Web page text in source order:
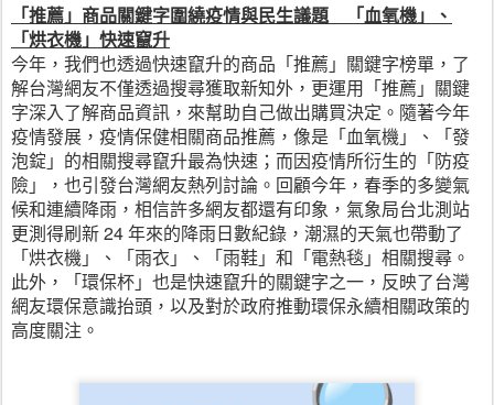
「推薦」商品關鍵字圍繞疫情與民生議題　「血氧機」、
「烘衣機」快速竄升
今年，我們也透過快速竄升的商品「推薦」關鍵字榜單，了
解台灣網友不僅透過搜尋獲取新知外，更運用「推薦」關鍵
字深入了解商品資訊，來幫助自己做出購買決定。隨著今年
疫情發展，疫情保健相關商品推薦，像是「血氧機」、「發
泡錠」的相關搜尋竄升最為快速；而因疫情所衍生的「防疫
險」，也引發台灣網友熱列討論。回顧今年，春季的多變氣
候和連續降雨，相信許多網友都還有印象，氣象局台北測站
更測得刷新 24 年來的降雨日數紀錄，潮濕的天氣也帶動了
「烘衣機」、「雨衣」、「雨鞋」和「電熱毯」相關搜尋。
此外，「環保杯」也是快速竄升的關鍵字之一，反映了台灣
網友環保意識抬頭，以及對於政府推動環保永續相關政策的
高度關注。